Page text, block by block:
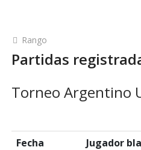
Rango
Partidas
Torneo Argentino
Fecha Jugador